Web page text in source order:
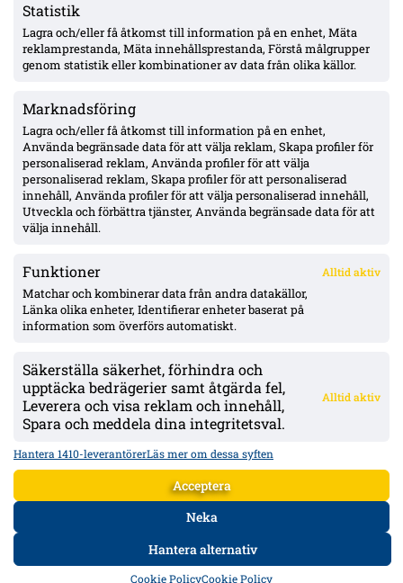
Statistik
Lagra och/eller få åtkomst till information på en enhet, Mäta
reklamprestanda, Mäta innehållsprestanda, Förstå målgrupper
genom statistik eller kombinationer av data från olika källor.
Marknadsföring
Lagra och/eller få åtkomst till information på en enhet,
Använda begränsade data för att välja reklam, Skapa profiler för
personaliserad reklam, Använda profiler för att välja
personaliserad reklam, Skapa profiler för att personaliserad
innehåll, Använda profiler för att välja personaliserad innehåll,
Utveckla och förbättra tjänster, Använda begränsade data för att
välja innehåll.
Funktioner Alltid aktiv
Matchar och kombinerar data från andra datakällor,
Länka olika enheter, Identifierar enheter baserat på
information som överförs automatiskt.
Säkerställa säkerhet, förhindra och
upptäcka bedrägerier samt åtgärda fel,
Leverera och visa reklam och innehåll,
Spara och meddela dina integritetsval.
Alltid aktiv
Hantera 1410-leverantörerLäs mer om dessa syften
Acceptera
Neka
Hantera alternativ
Cookie PolicyCookie Policy
Uppgifter: Djurgården överens med Hønefoss om Sander
Ringberg – miljonbelopp, toppförsäljning från norska
tredjeligan
Sent ras för Mjällby: 1–2 mot Slovan Bratislava – måste vända
borta
Elliot Stroud lämnar Mjällby: flyger till England i morgon – Hull
nära, affär runt 39 Mkr
ÖVERSIKT
Nyheter & Reportage
Spelarbetyg
KONTAKT
kontakt@bollsvenskan.se
redaktionen@bollsvenskan.se
jobb@bollsvenskan.se
ÖVRIGT
Annonsera
Personuppgiftspolicy
DATA FORUM